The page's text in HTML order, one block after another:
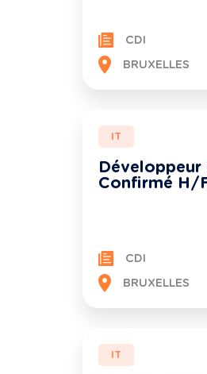
CDI
BRUXELLES
IT
Développeur
Confirmé H/
CDI
BRUXELLES
IT